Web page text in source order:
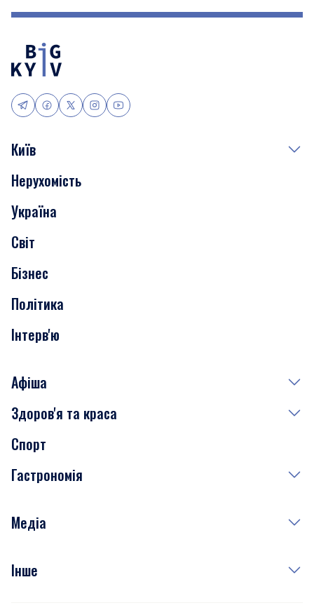
Київ
Події
Скандали
Нерухомість
Транспорт
Нерухомість
Україна
Світ
Бізнес
Політика
Інтерв'ю
Афіша
Сьогодні
Завтра
Субота
Здоров'я та краса
Медицина
Краса
Спорт
Гастрономія
Рецепти
Медіа
Фото
Інше